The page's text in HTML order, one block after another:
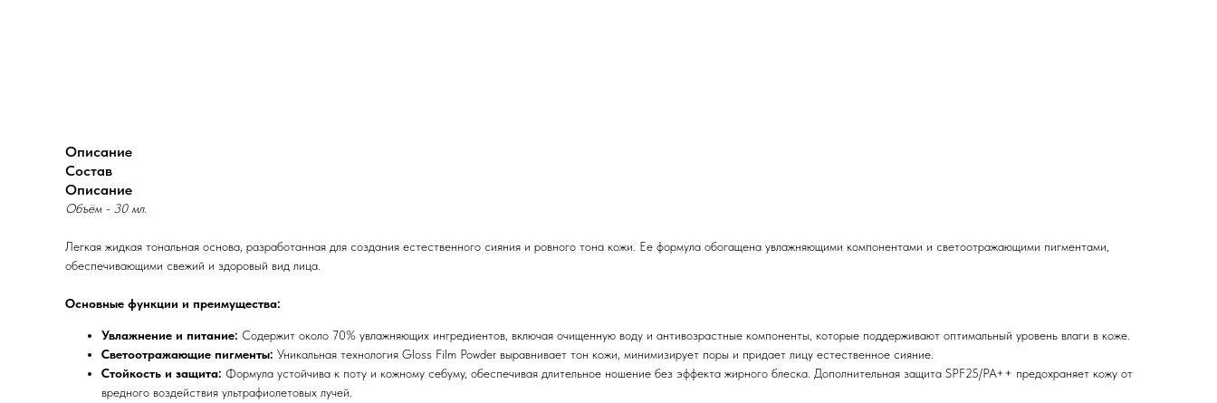
Описание
Состав
Описание
Объём - 30 мл.
Легкая жидкая тональная основа, разработанная для создания естественного сияния и ровного тона кожи. Ее формула обогащена увлажняющими компонентами и светоотражающими пигментами,
обеспечивающими свежий и здоровый вид лица.
Основные функции и преимущества:
Увлажнение и питание: Содержит около 70% увлажняющих ингредиентов, включая очищенную воду и антивозрастные компоненты, которые поддерживают оптимальный уровень влаги в коже.
Светоотражающие пигменты: Уникальная технология Gloss Film Powder выравнивает тон кожи, минимизирует поры и придает лицу естественное сияние.
Стойкость и защита: Формула устойчива к поту и кожному себуму, обеспечивая длительное ношение без эффекта жирного блеска. Дополнительная защита SPF25/PA++ предохраняет кожу от
вредного воздействия ультрафиолетовых лучей.